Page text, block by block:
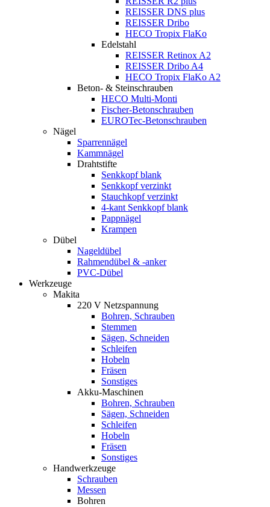
REISSER DNS plus
REISSER Dribo
HECO Tropix FlaKo
Edelstahl
REISSER Retinox A2
REISSER Dribo A4
HECO Tropix FlaKo A2
Beton- & Steinschrauben
HECO Multi-Monti
Fischer-Betonschrauben
EUROTec-Betonschrauben
Nägel
Sparrennägel
Kammnägel
Drahtstifte
Senkkopf blank
Senkkopf verzinkt
Stauchkopf verzinkt
4-kant Senkkopf blank
Pappnägel
Krampen
Dübel
Nageldübel
Rahmendübel & -anker
PVC-Dübel
Werkzeuge
Makita
220 V Netzspannung
Bohren, Schrauben
Stemmen
Sägen, Schneiden
Schleifen
Hobeln
Fräsen
Sonstiges
Akku-Maschinen
Bohren, Schrauben
Sägen, Schneiden
Schleifen
Hobeln
Fräsen
Sonstiges
Handwerkzeuge
Schrauben
Messen
Bohren